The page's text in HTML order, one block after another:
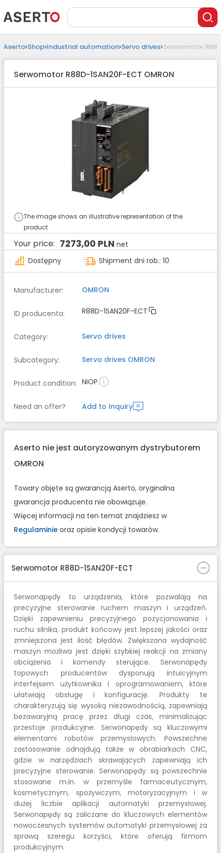
Aserto Shop Industrial automation Servo drives Serwomotor
Serwomotor R88D-1SAN20F-ECT OMRON
The image shows an illustrative representation of the
product.
Your price: 7273,00 PLN net
Dostępny
Shipment dni rob.: 10
Manufacturer: OMRON
ID producenta: R88D-1SAN20F-ECT
Category: Servo drives
Subcategory: Servo drives OMRON
Product condition: NIOP
Need an offer? Add to Inquiry
Aserto nie jest autoryzowanym dystrybutorem
OMRON
Towary objęte są gwarancją Aserto, oryginalna
gwarancja producenta nie obowiązuje.
Więcej informacji na ten temat znajdziesz w
Regulaminie oraz opisie kondycji towarów.
Serwomotor R88D-1SAN20F-ECT
Serwonapędy to urządzenia, które pozwalają na
precyzyjne sterowanie ruchem maszyn i urządzeń.
Dzięki zapewnieniu precyzyjnego pozycjonowania i
ruchu silnika, produkt końcowy jest lepszej jakości oraz
zmniejszona jest ilość błędów. Zwiększona wydajność
maszyn możliwa jest dzięki szybkiej reakcji na zmiany
obciążenia i komendy sterujące. Serwonapędy
topowych producentów dysponują intuicyjnym
interfejsem użytkownika i oprogramowaniem, które
ułatwiają obsługę i konfigurację. Produkty te
charakteryzują się wysoką niezawodnością, zapewniają
bezawaryjną pracę przez długi czas, minimalizując
przestoje produkcyjne. Serwonapędy są kluczowymi
elementami robotów przemysłowych. Powszechne
zastosowanie odnajdują także w obrabiarkach CNC,
gdzie w narzędziach skrawających zapewniają ich
precyzyjne sterowanie. Serwonapędy są powszechnie
stosowane m.in. w przemyśle farmaceutycznym,
kosmetycznym, spożywczym, motoryzacyjnym i w
dużej liczbie aplikacji automatyki przemysłowej.
Serwonapędy są zaliczane do kluczowych elementów
nowoczesnych systemów automatyki przemysłowej za
sprawą szeregu korzyści, które oferują firmom
produkcyjnym.